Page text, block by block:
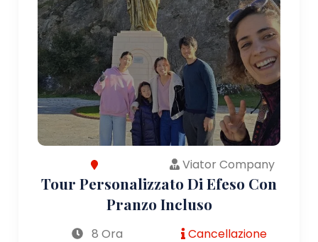
Viator Company
Tour Personalizzato Di Efeso Con
Pranzo Incluso
8 Ora
Cancellazione